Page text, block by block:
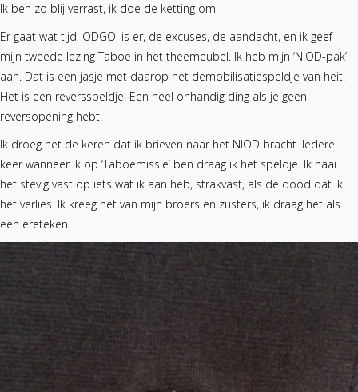
Ik ben zo blij verrast, ik doe de ketting om.
Er gaat wat tijd, ODGOI is er, de excuses, de aandacht, en ik geef
mijn tweede lezing Taboe in het theemeubel. Ik heb mijn ‘NIOD-pak’
aan. Dat is een jasje met daarop het demobilisatiespeldje van heit.
Het is een reversspeldje. Een heel onhandig ding als je geen
reversopening hebt.
Ik droeg het de keren dat ik brieven naar het NIOD bracht. Iedere
keer wanneer ik op ‘Taboemissie’ ben draag ik het speldje. Ik naai
het stevig vast op iets wat ik aan heb, strakvast, als de dood dat ik
het verlies. Ik kreeg het van mijn broers en zusters, ik draag het als
een ereteken.